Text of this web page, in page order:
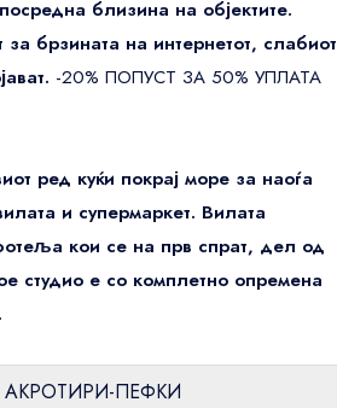
близина на објектите.
брзината на интернетот, слабиот
-20% ПОПУСТ ЗА 50% УПЛАТА
ред куќи покрај море за наоѓа
и супермаркет. Вилата
кои се на прв спрат, дел од
студио е со комплетно опремена
АКРОТИРИ-ПЕФКИ